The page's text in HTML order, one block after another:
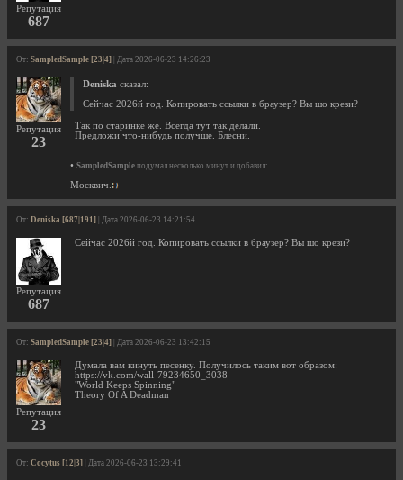
Репутация
687
От: SampledSample [23|4] | Дата 2026-06-23 14:26:23
Репутация
23
Deniska сказал:
Сейчас 2026й год. Копировать ссылки в браузер? Вы шо крези?
Так по старинке же. Всегда тут так делали.
Предложи что-нибудь получше. Блесни.
• SampledSample подумал несколько минут и добавил:
Москвич.
От: Deniska [687|191] | Дата 2026-06-23 14:21:54
Репутация
687
Сейчас 2026й год. Копировать ссылки в браузер? Вы шо крези?
От: SampledSample [23|4] | Дата 2026-06-23 13:42:15
Репутация
23
Думала вам кинуть песенку. Получилось таким вот образом:
https://vk.com/wall-79234650_3038
"World Keeps Spinning"
Theory Of A Deadman
От: Cocytus [12|3] | Дата 2026-06-23 13:29:41